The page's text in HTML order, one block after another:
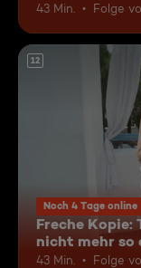
43 Min. Folge
12
Noch 4 Tage online
Freche
nicht mehr so
43 Min. Folge